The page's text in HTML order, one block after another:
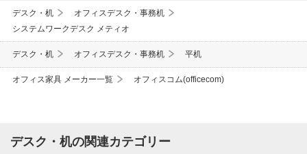
デスク・机
オフィスデスク・事務机
システムワークデスク メティオ
デスク・机 オフィスデスク・事務机 平机
オフィス家具 メーカー一覧 オフィスコム(officecom)
デスク・机の関連カテゴリー